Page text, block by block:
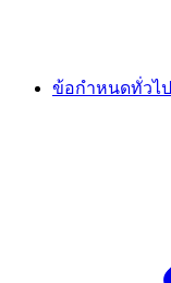
ข้อกำหนดทั่วไป